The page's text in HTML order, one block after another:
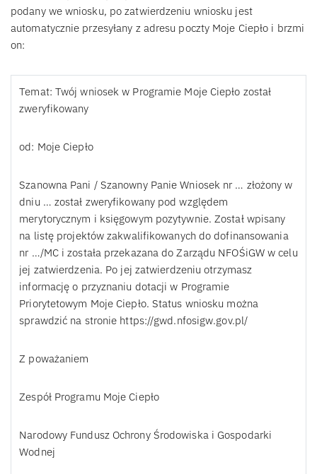
podany we wniosku, po zatwierdzeniu wniosku jest
automatycznie przesyłany z adresu poczty Moje Ciepło i brzmi
on:
Temat: Twój wniosek w Programie Moje Ciepło został
zweryfikowany
od: Moje Ciepło
Szanowna Pani / Szanowny Panie Wniosek nr … złożony w
dniu … został zweryfikowany pod względem
merytorycznym i księgowym pozytywnie. Został wpisany
na listę projektów zakwalifikowanych do dofinansowania
nr …/MC i została przekazana do Zarządu NFOŚiGW w celu
jej zatwierdzenia. Po jej zatwierdzeniu otrzymasz
informację o przyznaniu dotacji w Programie
Priorytetowym Moje Ciepło. Status wniosku można
sprawdzić na stronie https://gwd.nfosigw.gov.pl/
Z poważaniem
Zespół Programu Moje Ciepło
Narodowy Fundusz Ochrony Środowiska i Gospodarki
Wodnej